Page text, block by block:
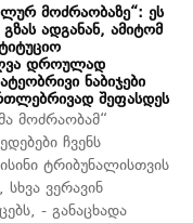
მოძრაობაზე“: ეს
ადგანან, ამიტომ
დროულად
ნაბიჯები
შეფასდეს
მოძრაობამ“
ჩვენს
ტრიბუნალისთვის
ვერავინ
- განაცხადა